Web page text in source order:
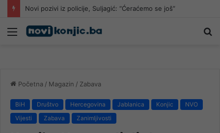
Novi pozivi iz policije, Suljagić: “Ćeraćemo se još”
Meni
Početna / Magazin / Zabava
BiH Društvo Hercegovina Jablanica Konjic
NVO
Vijesti
Zabava Zanimljivosti